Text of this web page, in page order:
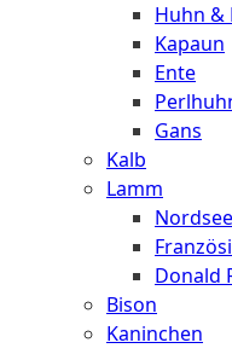
Huhn &
Kapaun
Ente
Gans
Kalb
Lamm
Donald
Bison
Kaninchen